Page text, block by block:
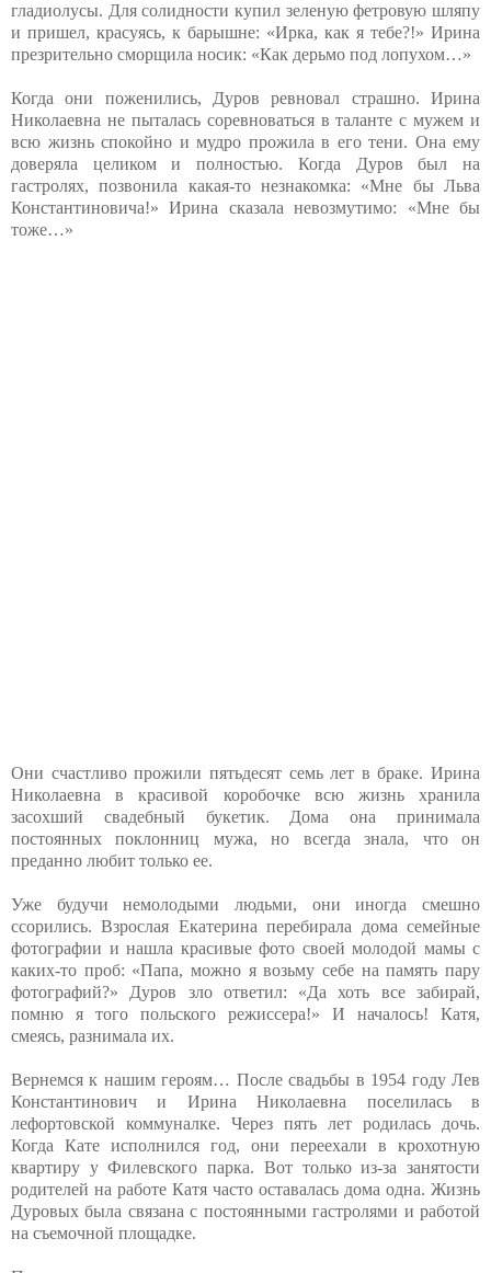
гладиолусы. Для солидности купил зеленую фетровую шляпу
и пришел, красуясь, к барышне: «Ирка, как я тебе?!» Ирина
презрительно сморщила носик: «Как дерьмо под лопухом…»
Когда они поженились, Дуров ревновал страшно. Ирина
Николаевна не пыталась соревноваться в таланте с мужем и
всю жизнь спокойно и мудро прожила в его тени. Она ему
доверяла целиком и полностью. Когда Дуров был на
гастролях, позвонила какая-то незнакомка: «Мне бы Льва
Константиновича!» Ирина сказала невозмутимо: «Мне бы
тоже…»
Они счастливо прожили пятьдесят семь лет в браке. Ирина
Николаевна в красивой коробочке всю жизнь хранила
засохший свадебный букетик. Дома она принимала
постоянных поклонниц мужа, но всегда знала, что он
преданно любит только ее.
Уже будучи немолодыми людьми, они иногда смешно
ссорились. Взрослая Екатерина перебирала дома семейные
фотографии и нашла красивые фото своей молодой мамы с
каких-то проб: «Папа, можно я возьму себе на память пару
фотографий?» Дуров зло ответил: «Да хоть все забирай,
помню я того польского режиссера!» И началось! Катя,
смеясь, разнимала их.
Вернемся к нашим героям… После свадьбы в 1954 году Лев
Константинович и Ирина Николаевна поселилась в
лефортовской коммуналке. Через пять лет родилась дочь.
Когда Кате исполнился год, они переехали в крохотную
квартиру у Филевского парка. Вот только из-за занятости
родителей на работе Катя часто оставалась дома одна. Жизнь
Дуровых была связана с постоянными гастролями и работой
на съемочной площадке.